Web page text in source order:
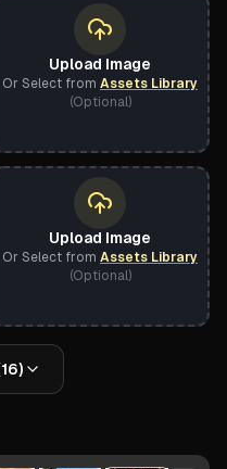
Upload Image
Or Select from Assets Library
(Optional)
Upload Image
Or Select from Assets Library
(Optional)